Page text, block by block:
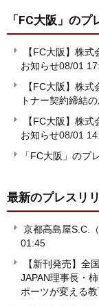
「FC大阪」 のプ
【FC大阪】株
お知らせ08/01
【FC大阪】株
トナー契約締結
【FC大阪】株
お知らせ08/01
「FC大阪」のプ
最新のプレスリ
京都高島屋S.C.
01:45
【新刊発売】全
JAPAN理事長・
ポーツが変える